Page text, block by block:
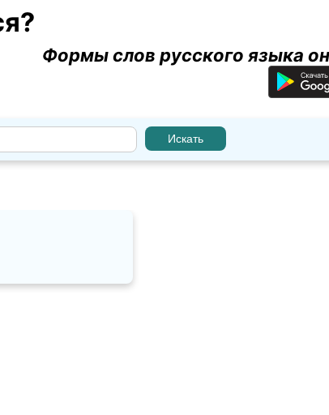
Формы слов русского языка